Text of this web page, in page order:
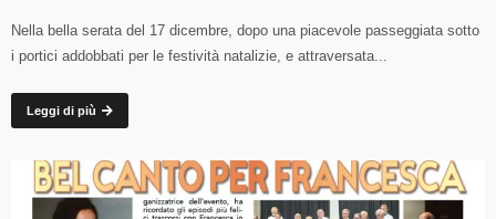
Nella bella serata del 17 dicembre, dopo una piacevole passeggiata sotto
i portici addobbati per le festività natalizie, e attraversata...
Leggi di più